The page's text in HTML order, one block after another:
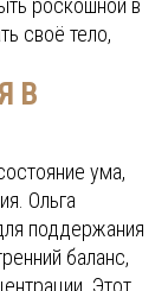
роскошной в
своё тело,
В
ума,
Ольга
поддержания
баланс,